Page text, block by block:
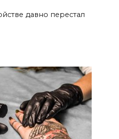
давно перестал